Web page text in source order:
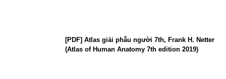
[PDF] Atlas giải phẫu người 7th, Frank H. Netter
(Atlas of Human Anatomy 7th edition 2019)